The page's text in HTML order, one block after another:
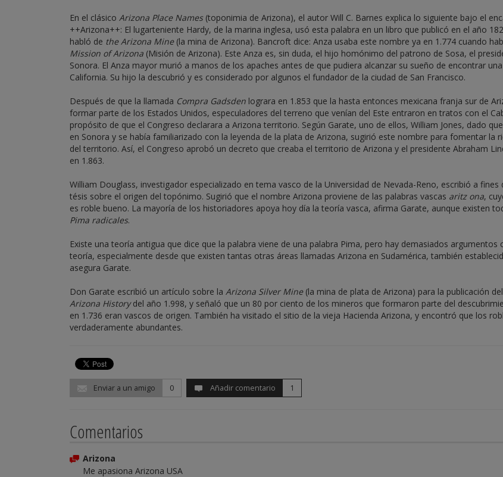
En el clásico Arizona Place Names(toponimia de Arizona), el autor Will C. Barnes explica lo siguiente bajo el
++Arizona++: El lugarteniente Hardy, de la marina inglesa, usó esta palabra en un libro que publicó en el año
habló de the Arizona Mine(la mina de Arizona). Bancroft dice: Anza usaba este nombre ya en 1.774 cuando
Mission of Arizona (Misión de Arizona). Este Anza es, sin duda, el hijo homónimo del patrono de Sosa, el
Sonora. El Anza mayor murió a manos de los apaches antes de que pudiera alcanzar su sueño de encontrar
California. Su hijo la descubrió y es considerado por algunos el fundador de la ciudad de San Francisco.
Después de que la llamada Compra Gadsden lograra en 1.853 que la hasta entonces mexicana franja sur de
formar parte de los Estados Unidos, especuladores del terreno que venían del Este entraron en tratos con el
propósito de que el Congreso declarara a Arizona territorio. Según Garate, uno de ellos, William Jones, dado
en Sonora y se había familiarizado con la leyenda de la plata de Arizona, sugirió este nombre para fomentar la
del territorio. Así, el Congreso aprobó un decreto que creaba el territorio de Arizona y el presidente Abraham
en 1.863.
William Douglass, investigador especializado en tema vasco de la Universidad de Nevada-Reno, escribió a fines
tésis sobre el origen del topónimo. Sugirió que el nombre Arizona proviene de las palabras vascas aritz ona,
es roble bueno. La mayoría de los historiadores apoya hoy día la teoría vasca, afirma Garate, aunque existen
Pima radicales.
Existe una teoría antigua que dice que la palabra viene de una palabra Pima, pero hay demasiados argumentos
teoría, especialmente desde que existen tantas otras áreas llamadas Arizona en Sudamérica, también
asegura Garate.
Don Garate escribió un artículo sobre la Arizona Silver Mine(la mina de plata de Arizona) para la publicación del
Arizona Historydel año 1.998, y señaló que un 80 por ciento de los mineros que formaron parte del
en 1.736 eran vascos de origen. También ha visitado el sitio de la vieja Hacienda Arizona, y encontró que los
verdaderamente abundantes.
Enviar a un amigo 0 Añadir comentario 1
Comentarios
Arizona
Me apasiona Arizona USA